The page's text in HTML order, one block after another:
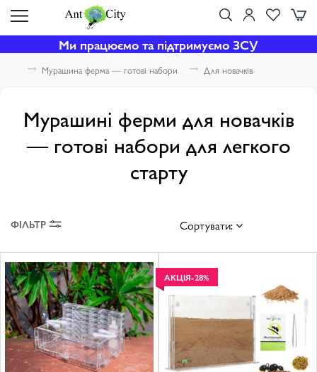
Ми працюємо та підтримуємо ЗСУ
Мурашина ферма — готові набори Для новачків
Мурашині ферми для новачків
— готові набори для легкого
старту
ФІЛЬТР Сортувати:
АКЦІЯ-28%